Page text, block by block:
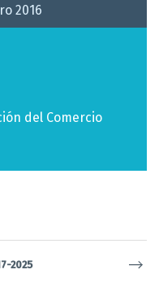
2016
del Comercio
2025